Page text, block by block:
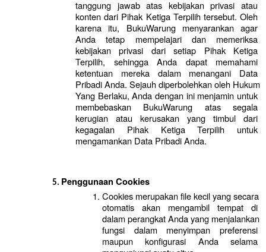
tanggung jawab atas kebijakan privasi atau
konten dari Pihak Ketiga Terpilih tersebut. Oleh
karena itu, BukuWarung menyarankan agar
Anda tetap mempelajari dan memeriksa
kebijakan privasi dari setiap Pihak Ketiga
Terpilih, sehingga Anda dapat memahami
ketentuan mereka dalam menangani Data
Pribadi Anda. Sejauh diperbolehkan oleh Hukum
Yang Berlaku, Anda dengan ini menjamin untuk
membebaskan BukuWarung atas segala
kerugian atau kerusakan yang timbul dari
kegagalan Pihak Ketiga Terpilih untuk
mengamankan Data Pribadi Anda.
Penggunaan Cookies
Cookies merupakan file kecil yang secara
otomatis akan mengambil tempat di
dalam perangkat Anda yang menjalankan
fungsi dalam menyimpan preferensi
maupun konfigurasi Anda selama